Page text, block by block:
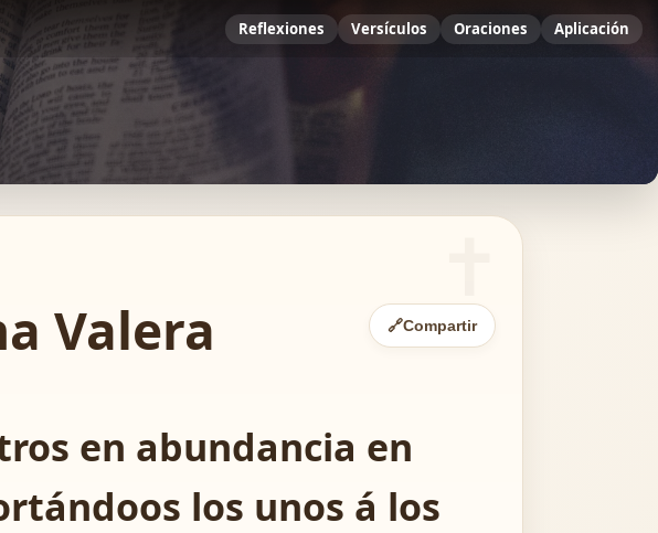
Reflexiones Versículos Oraciones Aplicación
Valera 🔗Compartir
en abundancia en
los unos á los